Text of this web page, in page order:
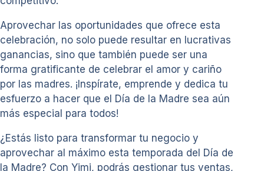
Aprovechar las oportunidades que ofrece esta
celebración, no solo puede resultar en lucrativas
ganancias, sino que también puede ser una
forma gratificante de celebrar el amor y cariño
por las madres. ¡Inspírate, emprende y dedica tu
esfuerzo a hacer que el Día de la Madre sea aún
más especial para todos!
¿Estás listo para transformar tu negocio y
aprovechar al máximo esta temporada del Día de
la Madre? Con Yimi, podrás gestionar tus ventas,